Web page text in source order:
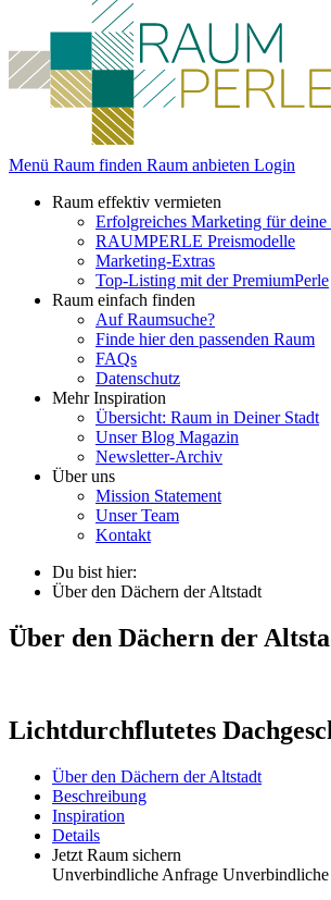
Menü Raum finden Raum anbieten Login
Raum effektiv vermieten
Erfolgreiches Marketing für deine
RAUMPERLE Preismodelle
Marketing-Extras
Top-Listing mit der PremiumPerle
Raum einfach finden
Auf Raumsuche?
Finde hier den passenden Raum
FAQs
Datenschutz
Mehr Inspiration
Übersicht: Raum in Deiner Stadt
Unser Blog Magazin
Newsletter-Archiv
Über uns
Mission Statement
Unser Team
Kontakt
Du bist hier:
Über den Dächern der Altstadt
Über den Dächern der
Lichtdurchflutetes
Über den Dächern der Altstadt
Beschreibung
Inspiration
Details
Jetzt Raum sichern
Unverbindliche Anfrage